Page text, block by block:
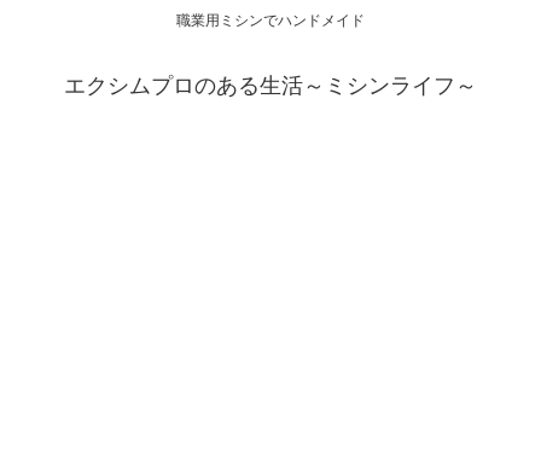
職業用ミシンでハンドメイド
エクシムプロのある生活～ミシンライフ～